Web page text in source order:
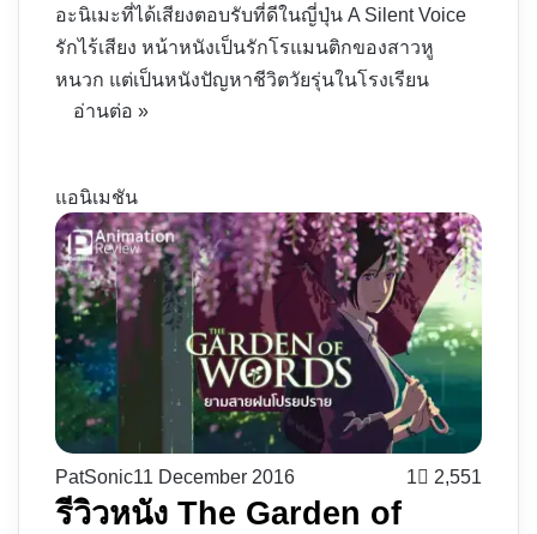
อะนิเมะที่ได้เสียงตอบรับที่ดีในญี่ปุ่น A Silent Voice
รักไร้เสียง หน้าหนังเป็นรักโรแมนติกของสาวหู
หนวก แต่เป็นหนังปัญหาชีวิตวัยรุ่นในโรงเรียน
อ่านต่อ »
แอนิเมชัน
PatSonic11 December 2016 1 2,551
รีวิวหนัง The Garden of